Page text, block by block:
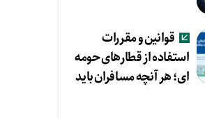
قوانین و مقررات
استفاده از قطارهای حومه
ای؛ هر آنچه مسافران باید